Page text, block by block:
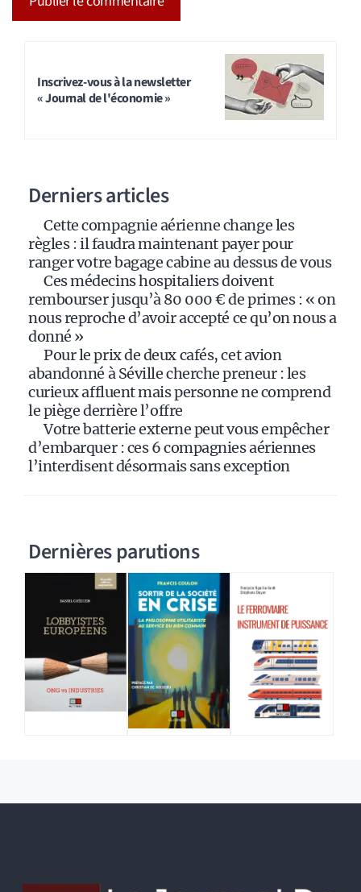
Inscrivez-vous à la newsletter
« Journal de l'économie »
Derniers articles
Cette compagnie aérienne change les
règles : il faudra maintenant payer pour
ranger votre bagage cabine au dessus de vous
Ces médecins hospitaliers doivent
rembourser jusqu’à 80 000 € de primes : « on
nous reproche d’avoir accepté ce qu’on nous a
donné »
Pour le prix de deux cafés, cet avion
abandonné à Séville cherche preneur : les
curieux affluent mais personne ne comprend
le piège derrière l’offre
Votre batterie externe peut vous empêcher
d’embarquer : ces 6 compagnies aériennes
l’interdisent désormais sans exception
Dernières parutions